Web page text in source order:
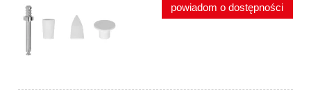
powiadom o dostępności